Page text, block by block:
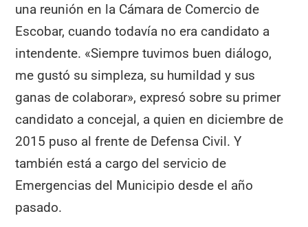
una reunión en la Cámara de Comercio de
Escobar, cuando todavía no era candidato a
intendente. «Siempre tuvimos buen diálogo,
me gustó su simpleza, su humildad y sus
ganas de colaborar», expresó sobre su primer
candidato a concejal, a quien en diciembre de
2015 puso al frente de Defensa Civil. Y
también está a cargo del servicio de
Emergencias del Municipio desde el año
pasado.